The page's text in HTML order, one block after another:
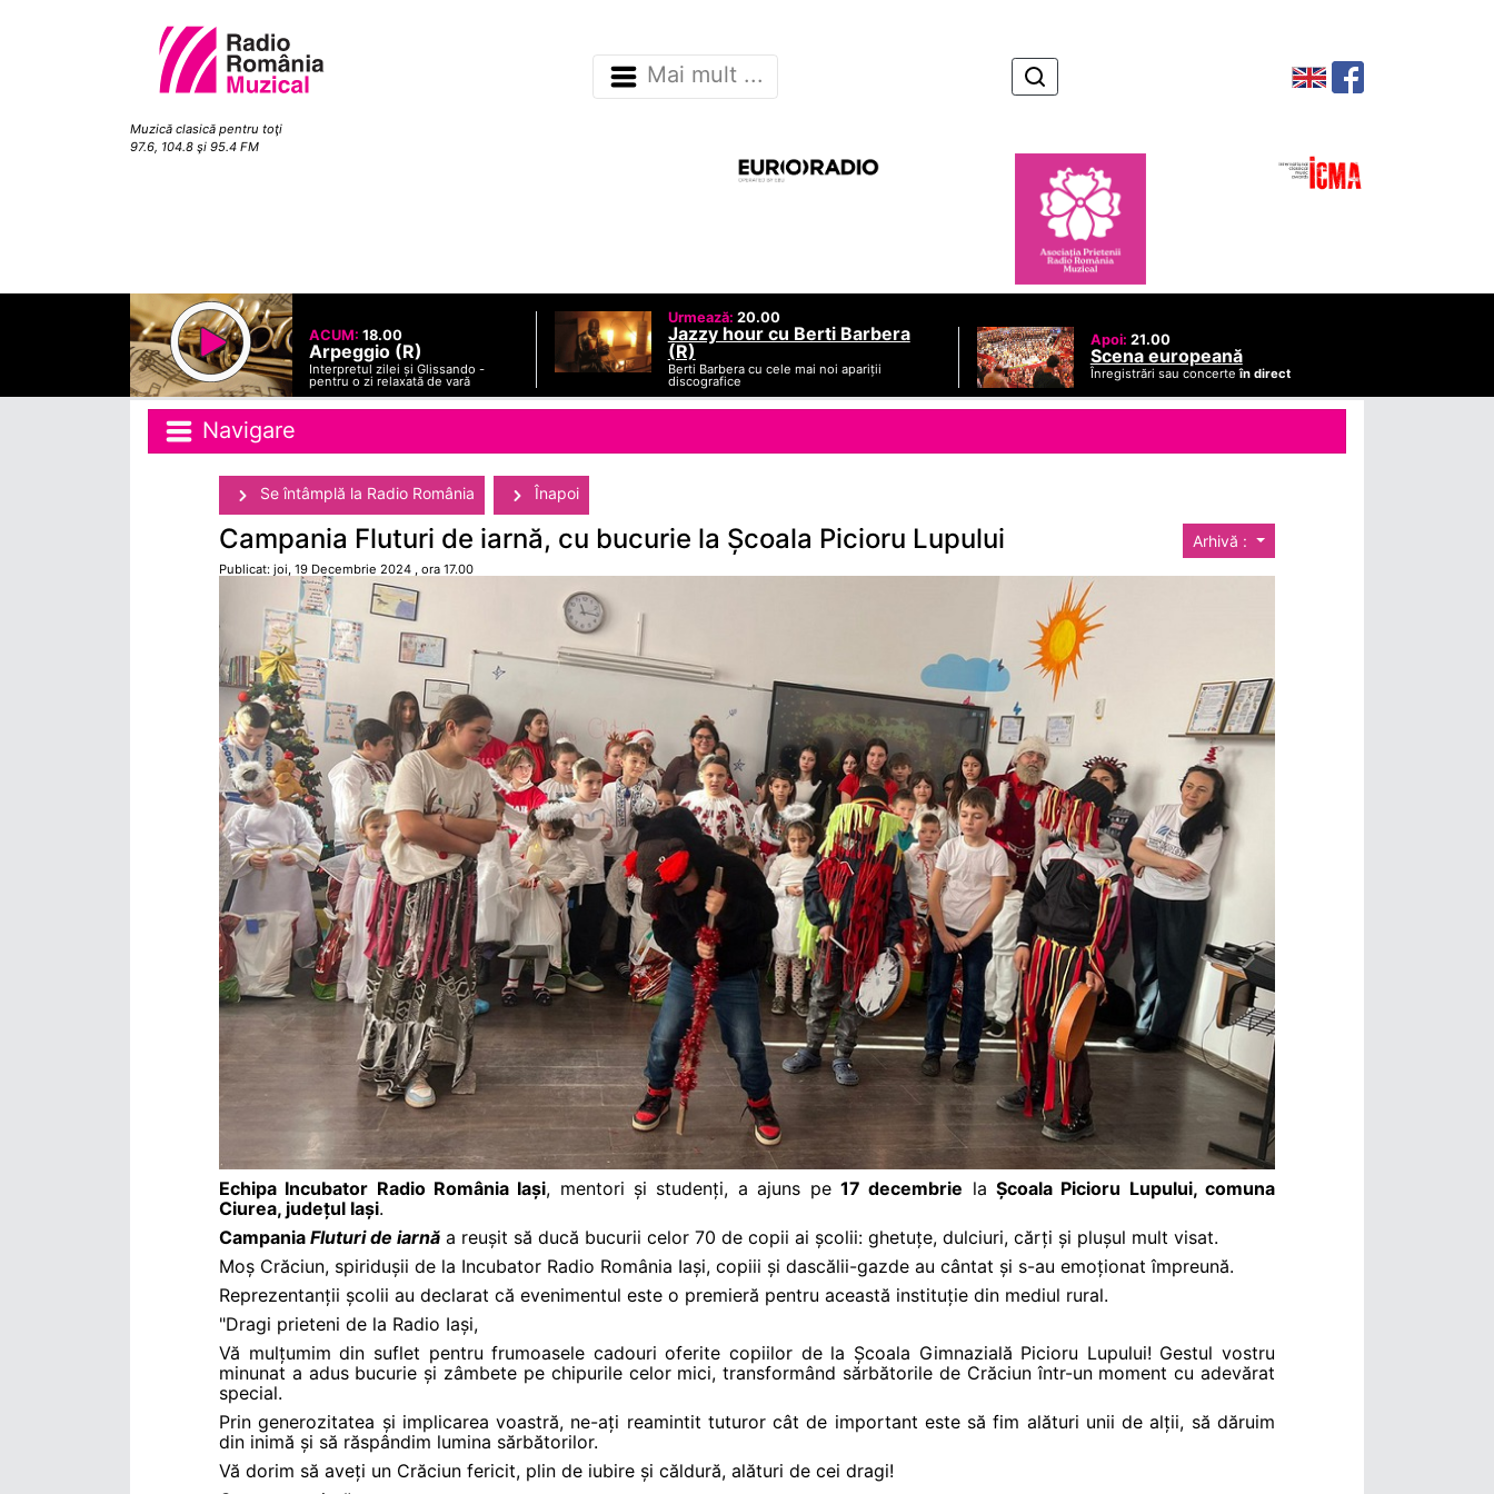
Muzică clasică pentru toţi
97.6, 104.8 şi 95.4 FM
Mai mult ...
ACUM: 18.00
Arpeggio (R)
Interpretul zilei și Glissando -
pentru o zi relaxată de vară
Urmează: 20.00
Jazzy hour cu Berti Barbera
(R)
Berti Barbera cu cele mai noi apariții
discografice
Apoi: 21.00
Scena europeană
Înregistrări sau concerteîn direct
Navigare
Se întâmplă la Radio România Înapoi
Arhivă :
Campania Fluturi de iarnă, cu bucurie la Școala Picioru Lupului
Publicat: joi, 19 Decembrie 2024 , ora 17.00
Echipa Incubator Radio România Iași, mentori și studenți, a ajuns pe 17 decembrie la Școala Picioru Lupului, comuna
Ciurea, județul Iași.
Campania Fluturi de iarnă a reușit să ducă bucurii celor 70 de copii ai școlii: ghetuțe, dulciuri, cărți și plușul mult visat.
Moș Crăciun, spiridușii de la Incubator Radio România Iași, copiii și dascălii-gazde au cântat și s-au emoționat împreună.
Reprezentanții școlii au declarat că evenimentul este o premieră pentru această instituție din mediul rural.
"Dragi prieteni de la Radio Iași,
Vă mulțumim din suflet pentru frumoasele cadouri oferite copiilor de la Școala Gimnazială Picioru Lupului! Gestul vostru
minunat a adus bucurie și zâmbete pe chipurile celor mici, transformând sărbătorile de Crăciun într-un moment cu adevărat
special.
Prin generozitatea și implicarea voastră, ne-ați reamintit tuturor cât de important este să fim alături unii de alții, să dăruim
din inimă și să răspândim lumina sărbătorilor.
Vă dorim să aveți un Crăciun fericit, plin de iubire și căldură, alături de cei dragi!